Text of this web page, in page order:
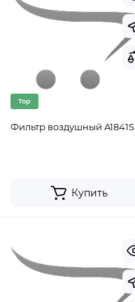
Top
Фильтр воздушный A1841S
Купить